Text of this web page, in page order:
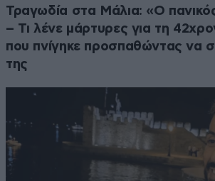
Τραγωδία στα Μάλια: «Ο
– Τι λένε μάρτυρες για τη
που πνίγηκε προσπαθώντας να
της